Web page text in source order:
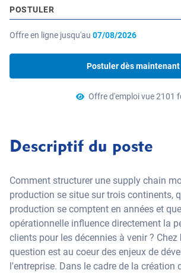
POSTULER
Offre en ligne jusqu'au 07/08/2026
Postuler dès maintenant
Offre d'emploi vue 2101
Descriptif du poste
Comment structurer une supply chain
production se situe sur trois continents,
production se comptent en années et
opérationnelle influence directement la
clients pour les décennies à venir ? Chez
question est au coeur des enjeux de
l'entreprise. Dans le cadre de la création